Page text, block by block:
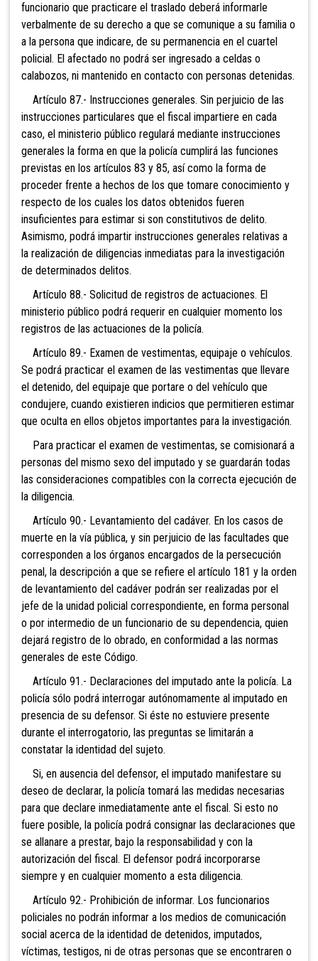
funcionario que practicare el traslado deberá informarle
verbalmente de su derecho a que se comunique a su familia o
a la persona que indicare, de su permanencia en el cuartel
policial. El afectado no podrá ser ingresado a celdas o
calabozos, ni mantenido en contacto con personas detenidas.
Artículo 87.- Instrucciones generales. Sin perjuicio de las
instrucciones particulares que el fiscal impartiere en cada
caso, el ministerio público regulará mediante instrucciones
generales la forma en que la policía cumplirá las funciones
previstas en los artículos 83 y 85, así como la forma de
proceder frente a hechos de los que tomare conocimiento y
respecto de los cuales los datos obtenidos fueren
insuficientes para estimar si son constitutivos de delito.
Asimismo, podrá impartir instrucciones generales relativas a
la realización de diligencias inmediatas para la investigación
de determinados delitos.
Artículo 88.- Solicitud de registros de actuaciones. El
ministerio público podrá requerir en cualquier momento los
registros de las actuaciones de la policía.
Artículo 89.- Examen de vestimentas, equipaje o vehículos.
Se podrá practicar el examen de las vestimentas que llevare
el detenido, del equipaje que portare o del vehículo que
condujere, cuando existieren indicios que permitieren estimar
que oculta en ellos objetos importantes para la investigación.
Para practicar el examen de vestimentas, se comisionará a
personas del mismo sexo del imputado y se guardarán todas
las consideraciones compatibles con la correcta ejecución de
la diligencia.
Artículo 90.- Levantamiento del cadáver. En los casos de
muerte en la vía pública, y sin perjuicio de las facultades que
corresponden a los órganos encargados de la persecución
penal, la descripción a que se refiere el artículo 181 y la orden
de levantamiento del cadáver podrán ser realizadas por el
jefe de la unidad policial correspondiente, en forma personal
o por intermedio de un funcionario de su dependencia, quien
dejará registro de lo obrado, en conformidad a las normas
generales de este Código.
Artículo 91.- Declaraciones del imputado ante la policía. La
policía sólo podrá interrogar autónomamente al imputado en
presencia de su defensor. Si éste no estuviere presente
durante el interrogatorio, las preguntas se limitarán a
constatar la identidad del sujeto.
Si, en ausencia del defensor, el imputado manifestare su
deseo de declarar, la policía tomará las medidas necesarias
para que declare inmediatamente ante el fiscal. Si esto no
fuere posible, la policía podrá consignar las declaraciones que
se allanare a prestar, bajo la responsabilidad y con la
autorización del fiscal. El defensor podrá incorporarse
siempre y en cualquier momento a esta diligencia.
Artículo 92.- Prohibición de informar. Los funcionarios
policiales no podrán informar a los medios de comunicación
social acerca de la identidad de detenidos, imputados,
víctimas, testigos, ni de otras personas que se encontraren o